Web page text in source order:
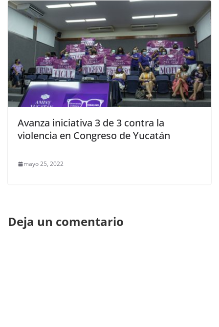
Avanza iniciativa 3 de 3 contra la
violencia en Congreso de Yucatán
mayo 25, 2022
Deja un comentario